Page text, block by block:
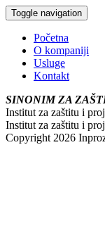
Toggle navigation
Početna
O kompaniji
Usluge
Kontakt
SINONIM ZA
Institut za zaštitu i
Institut za zaštitu i
Copyright 2026